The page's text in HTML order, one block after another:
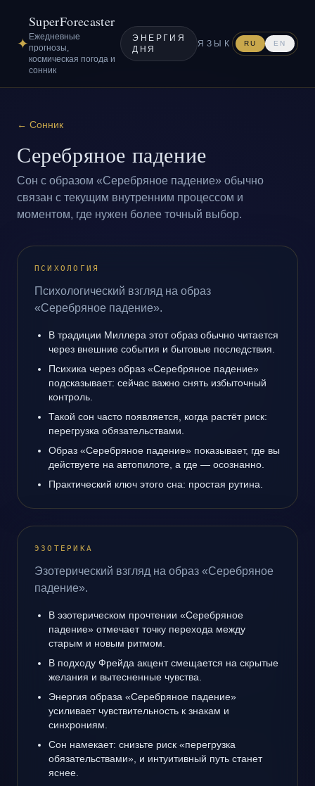
✦
SuperForecaster
Ежедневные
прогнозы,
космическая погода и
сонник
ЭНЕРГИЯ
ДНЯ
ЯЗЫК RU EN
← Сонник
Серебряное падение
Сон с образом «Серебряное падение» обычно
связан с текущим внутренним процессом и
моментом, где нужен более точный выбор.
ПСИХОЛОГИЯ
Психологический взгляд на образ
«Серебряное падение».
В традиции Миллера этот образ обычно читается
через внешние события и бытовые последствия.
Психика через образ «Серебряное падение»
подсказывает: сейчас важно снять избыточный
контроль.
Такой сон часто появляется, когда растёт риск:
перегрузка обязательствами.
Образ «Серебряное падение» показывает, где вы
действуете на автопилоте, а где — осознанно.
Практический ключ этого сна: простая рутина.
ЭЗОТЕРИКА
Эзотерический взгляд на образ «Серебряное
падение».
В эзотерическом прочтении «Серебряное
падение» отмечает точку перехода между
старым и новым ритмом.
В подходу Фрейда акцент смещается на скрытые
желания и вытесненные чувства.
Энергия образа «Серебряное падение»
усиливает чувствительность к знакам и
синхрониям.
Сон намекает: снизьте риск «перегрузка
обязательствами», и интуитивный путь станет
яснее.